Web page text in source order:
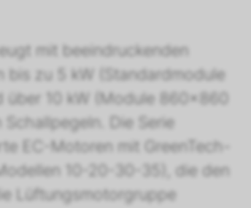
mit beeindruckenden
bis zu 5 kW (Standardmodule
über 10 kW (Module 860x860
Schallpegeln. Die Serie
EC-Motoren mit GreenTech-
10-20-30-35), die den
Lüftungsmotorgruppe